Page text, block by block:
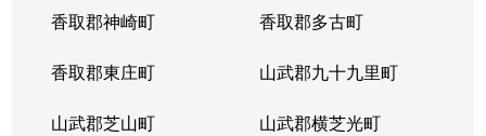
香取郡神崎町 香取郡多古町
香取郡東庄町 山武郡九十九里町
山武郡芝山町 山武郡横芝光町